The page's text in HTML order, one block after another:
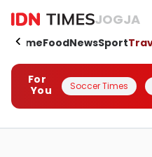
JOGJA
HomeFoodNewsSport
For
You
Soccer Times